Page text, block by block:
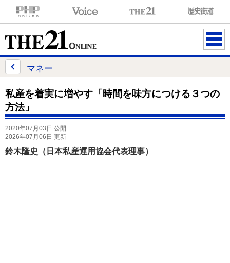
ME
マネー
私産を着実に増やす「時間を味方につける３つの
方法」
2020年07月03日 公開
2026年07月06日 更新
鈴木隆史（日本私産運用協会代表理事）